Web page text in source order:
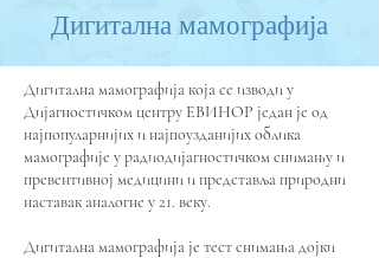
Дигитална мамографија
Дигитална мамографија која се изводи у
Дијагностичком центру ЕВИНОР један је од
најпопуларнијих и најпоузданијих облика
мамографије у радиодијагностичком снимању и
превентивној медицини и представља природни
наставак аналогне у 21. веку.
Дигитална мамографија је тест снимања дојки